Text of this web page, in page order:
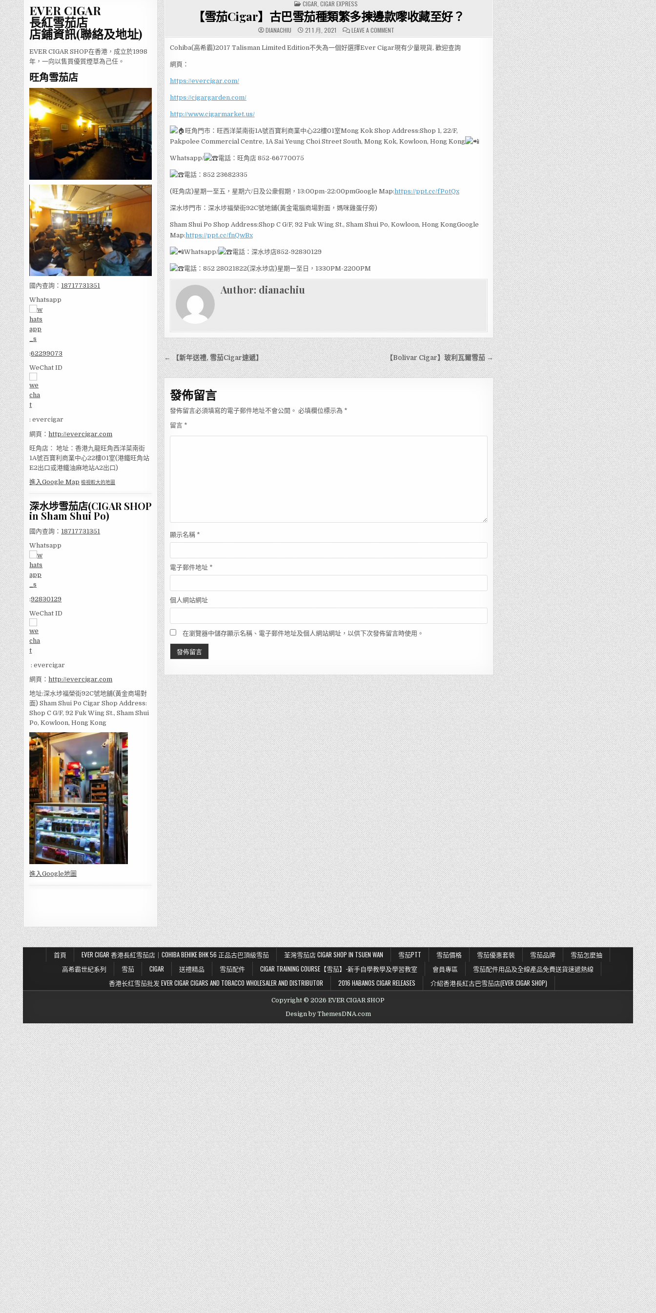
EVER CIGAR
長紅雪茄店
店鋪資訊(聯絡及地址)
EVER CIGAR SHOP在香港，成立於1998
年，一向以售買優質煙草為己任。
旺角雪茄店
國內查詢： 18717731351
Whatsapp
:62299073
WeChat ID
: evercigar
網頁：http://evercigar.com
旺角店： 地址：香港九龍旺角西洋菜南街
1A號百寶利商業中心22樓01室(港鐵旺角站
E2出口或港鐵油麻地站A2出口)
進入Google Map 檢視較大的地圖
深水埗雪茄店(CIGAR SHOP
in Sham Shui Po)
國內查詢： 18717731351
Whatsapp
:92830129
WeChat ID
: evercigar
網頁：http://evercigar.com
地址:深水埗福榮街92C號地舖(黃金商場對
面) Sham Shui Po Cigar Shop Address:
Shop C G/F, 92 Fuk Wing St., Sham Shui
Po, Kowloon, Hong Kong
進入Google地圖
POSTED
IN
CIGAR ,CIGAR EXPRESS
【雪茄Cigar】古巴雪茄種類繁多揀邊款嚟收藏至好？
DIANACHIU 21 1 月, 2021 LEAVE A COMMENTON
【雪
CIGAR】
古
藏
至
好？
Cohiba(高希霸)2017 Talisman Limited Edition不失為一個好選擇Ever Cigar現有少量現貨, 歡迎查詢
網頁：
https://evercigar.com/
https://cigargarden.com/
http://www.cigarmarket.us/
旺角門市：旺西洋菜南街1A號百寶利商業中心22樓01室Mong Kok Shop Address:Shop 1, 22/F,
Pakpolee Commercial Centre, 1A Sai Yeung Choi Street South, Mong Kok, Kowloon, Hong Kong
Whatsapp/ 電話：旺角店 852-66770075
電話：852 23682335
(旺角店)星期一至五，星期六/日及公衆假期，13:00pm-22:00pmGoogle Map:https://ppt.cc/fPotQx
深水埗門市：深水埗福榮街92C號地鋪(黃金電腦商場對面，媽咪雞蛋仔旁)
Sham Shui Po Shop Address:Shop C G/F, 92 Fuk Wing St., Sham Shui Po, Kowloon, Hong KongGoogle
Map:https://ppt.cc/fnQwBx
Whatsapp/ 電話：深水埗店852-92830129
電話：852 28021822(深水埗店)星期一至日，1330PM-2200PM
Author: dianachiu
文
章
導
覽
【Bolivar Cigar】玻利瓦爾雪茄 →
← 【新年送禮, 雪茄Cigar速遞】
發佈留言
發佈留言必須填寫的電子郵件地址不會公開。 必填欄位標示為 *
留言 *
顯示名稱 *
電子郵件地址 *
個人網站網址
在瀏覽器中儲存顯示名稱、電子郵件地址及個人網站網址，以供下次發佈留言時使用。
首頁 EVER CIGAR 香港長紅雪茄店｜COHIBA BEHIKE BHK 56 正品古巴頂級雪茄 荃灣雪茄店 CIGAR SHOP IN TSUEN WAN 雪茄PTT 雪茄價格 雪茄優惠套裝 雪茄品牌
雪茄怎麼抽
高希霸世紀系列
雪茄 CIGAR 送禮精品 雪茄配件 CIGAR TRAINING COURSE【雪茄】-新手自學教學及學習教室 會員專區
雪茄配件用品及全線產品免費送貨速遞熱線
香港长红雪茄批发 EVER CIGAR CIGARS AND TOBACCO WHOLESALER AND DISTRIBUTOR
2016 HABANOS CIGAR RELEASES 介紹香港長紅古巴雪茄店(EVER CIGAR SHOP)
Copyright © 2026 EVER CIGAR SHOP
Design by ThemesDNA.com